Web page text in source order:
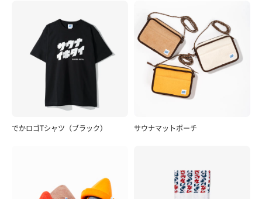
でかロゴTシャツ（ブラック） サウナマットポーチ